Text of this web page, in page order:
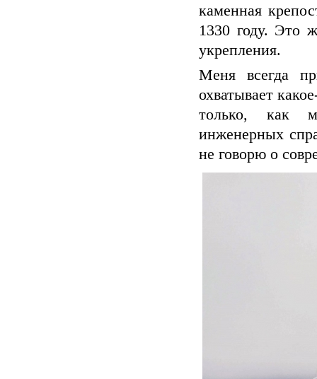
каменная
1330 году. Это
укрепления.
Меня всегда
охватывает
только, как
инженерных
не говорю о